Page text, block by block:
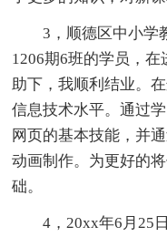
3，顺德区中小学
1206期6班的学员，
助下，我顺利结业。
信息技术水平。通过
网页的基本技能，并
动画制作。为更好的
础。
4，20xx年6月25